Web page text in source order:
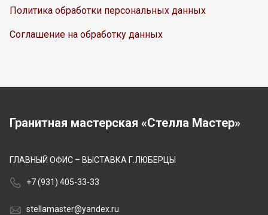
Политика обработки персональных данных
Соглашение на обработку данных
Гранитная мастерская «Стелла Мастер»
ГЛАВНЫЙ ОФИС – ВЫСТАВКА Г.ЛЮБЕРЦЫ
+7 (931) 405-33-33
stellamaster@yandex.ru